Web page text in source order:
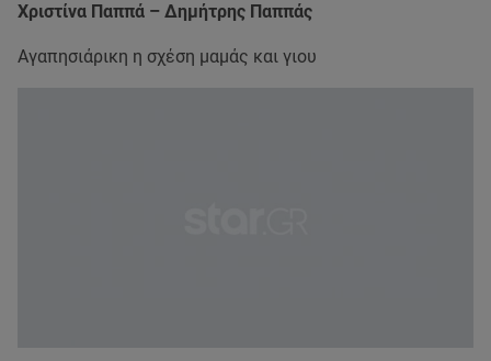
Χριστίνα Παππά – Δημήτρης Παππάς
Αγαπησιάρικη η σχέση μαμάς και γιου